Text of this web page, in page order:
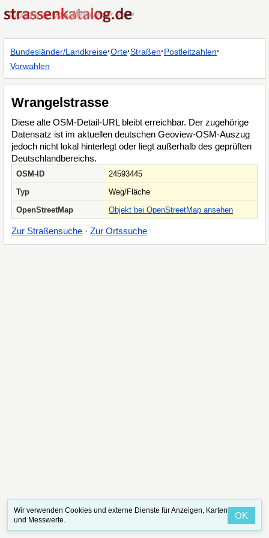
Bundesländer/Landkreise·Orte·Straßen·Postleitzahlen·
Vorwahlen
Wrangelstrasse
Diese alte OSM-Detail-URL bleibt erreichbar. Der zugehörige
Datensatz ist im aktuellen deutschen Geoview-OSM-Auszug
jedoch nicht lokal hinterlegt oder liegt außerhalb des geprüften
Deutschlandbereichs.
OSM-ID
24593445
Typ
Weg/Fläche
OpenStreetMap
Objekt bei OpenStreetMap ansehen
Zur Straßensuche · Zur Ortssuche
Wir verwenden Cookies und externe Dienste für Anzeigen, Karten
und Messwerte.
OK